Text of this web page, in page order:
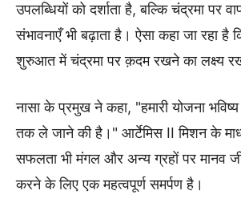
उपलब्धियों को दर्शाता है, बल्कि चंद्रमा पर
संभावनाएँ भी बढ़ाता है। ऐसा कहा जा रहा
शुरुआत में चंद्रमा पर क़दम रखने का लक्ष्य
नासा के प्रमुख ने कहा, "हमारी योजना
तक ले जाने की है।" आर्टेमिस II मिशन के
सफलता भी मंगल और अन्य ग्रहों पर मानव
करने के लिए एक महत्वपूर्ण समर्पण है।